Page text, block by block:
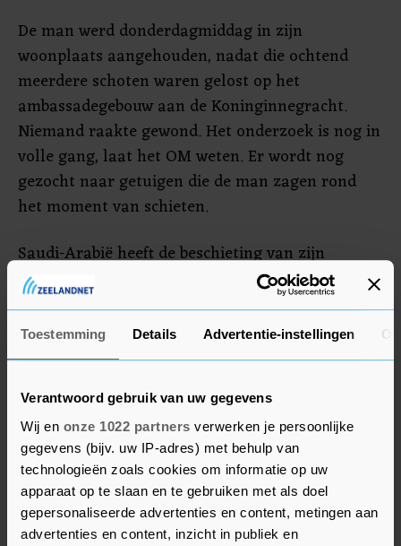
Toestemming Details Advertentie-instellingen
Verantwoord gebruik van uw gegevens
Wij en onze 1022 partners verwerken je persoonlijke
gegevens (bijv. uw IP-adres) met behulp van
technologieën zoals cookies om informatie op uw
apparaat op te slaan en te gebruiken met als doel
gepersonaliseerde advertenties en content, metingen aan
advertenties en content, inzicht in publiek en
De man werd donderdagmiddag in zijn
woonplaats aangehouden, nadat die ochtend
meerdere schoten waren gelost op het
ambassadegebouw aan de Koninginnegracht.
Niemand raakte gewond. Het onderzoek is nog in
volle gang, laat het OM weten. Er wordt nog
gezocht naar getuigen die de man zagen rond
het moment van schieten.
Saudi-Arabië heeft de beschieting van zijn
ambassade veroordeeld en repte van een "laffe
aanval". De ambassade riep Saudi’s in Nederland
op extra waakzaam te zijn.
verdachte dat hij verward was. "Hij dacht dat hij
de profeet was", zegt een van hen.